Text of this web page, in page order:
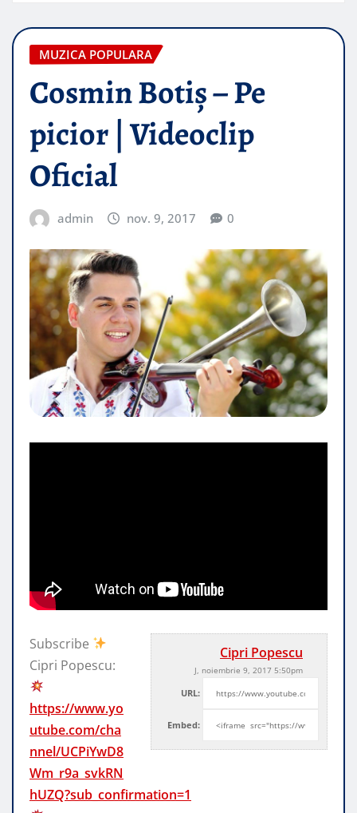
MUZICA POPULARA
Cosmin Botiș – Pe
picior | Videoclip
Oficial
admin nov. 9, 2017 0
Cipri Popescu
J, noiembrie 9, 2017 5:50pm
URL:
Embed:
Subscribe
Cipri Popescu:
https://www.yo
utube.com/cha
nnel/UCPiYwD8
Wm_r9a_svkRN
hUZQ?sub_confirmation=1